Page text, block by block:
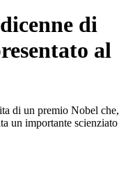
di
al
di un premio Nobel che,
un importante scienziato